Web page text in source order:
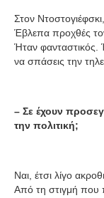
Στον
Έβλεπα προχθές
Ήταν φανταστικός.
να σπάσεις την
– Σε έχουν
την πολιτική;
Ναι, έτσι λίγο
Από τη στιγμή που